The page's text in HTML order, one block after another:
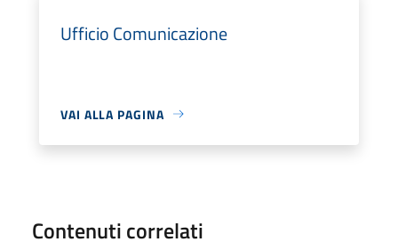
Ufficio Comunicazione
VAI ALLA PAGINA
Contenuti correlati